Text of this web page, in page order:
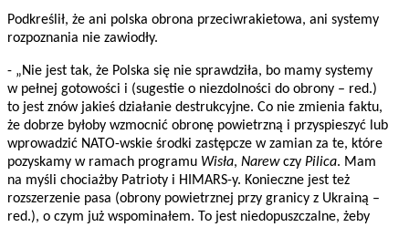
Podkreślił, że ani polska obrona przeciwrakietowa, ani systemy
rozpoznania nie zawiodły.
- „Nie jest tak, że Polska się nie sprawdziła, bo mamy systemy
w pełnej gotowości i (sugestie o niezdolności do obrony – red.)
to jest znów jakieś działanie destrukcyjne. Co nie zmienia faktu,
że dobrze byłoby wzmocnić obronę powietrzną i przyspieszyć lub
wprowadzić NATO-wskie środki zastępcze w zamian za te, które
pozyskamy w ramach programu Wisła, Narewczy Pilica. Mam
na myśli chociażby Patrioty i HIMARS-y. Konieczne jest też
rozszerzenie pasa (obrony powietrznej przy granicy z Ukrainą –
red.), o czym już wspominałem. To jest niedopuszczalne, żeby